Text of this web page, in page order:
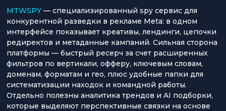
MTWSPY — специализированный spy сервис для
конкурентной разведки в рекламе Meta: в одном
интерфейсе показывает креативы, лендинги, цепочки
редиректов и метаданные кампаний. Сильная сторона
платформы — быстрый ресерч за счет расширенных
фильтров по вертикали, офферу, ключевым словам,
доменам, форматам и гео, плюс удобные папки для
систематизации находок и командной работы.
Отдельно полезны аналитика трендов и AI подборки,
которые выделяют перспективные связки на основе